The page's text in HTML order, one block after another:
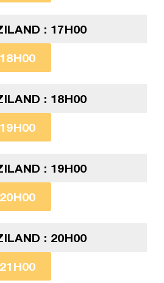
: 17H00
: 18H00
: 19H00
: 20H00